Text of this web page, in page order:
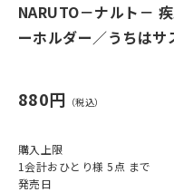
NARUTO－ナルト－
ーホルダー／うちは
880円
購入上限
1会計おひとり様 5点 まで
発売日